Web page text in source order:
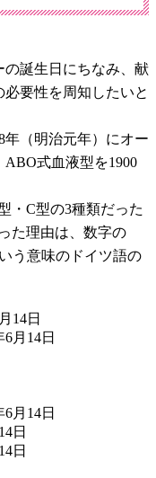
誕生日にちなみ、献
要性を周知したいと
年（明治元年）にオー
式血液型を1900
・C型の3種類だった
た理由は、数字の
う意味のドイツ語の
14日
月14日
月14日
日
日